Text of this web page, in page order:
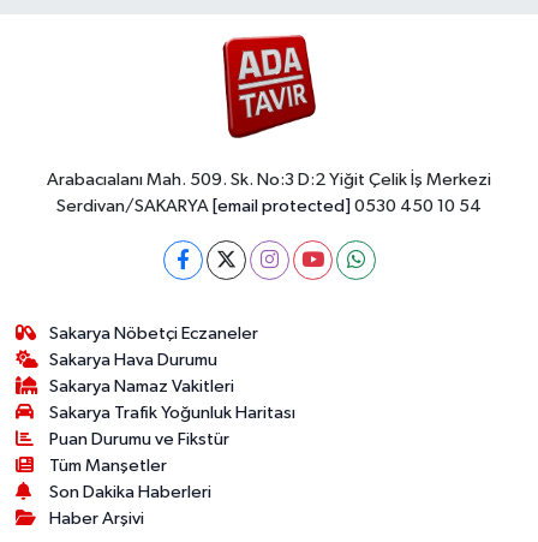
Arabacıalanı Mah. 509. Sk. No:3 D:2 Yiğit Çelik İş Merkezi
Serdivan/SAKARYA [email protected] 0530 450 10 54
Sakarya Nöbetçi Eczaneler
Sakarya Hava Durumu
Sakarya Namaz Vakitleri
Sakarya Trafik Yoğunluk Haritası
Puan Durumu ve Fikstür
Tüm Manşetler
Son Dakika Haberleri
Haber Arşivi